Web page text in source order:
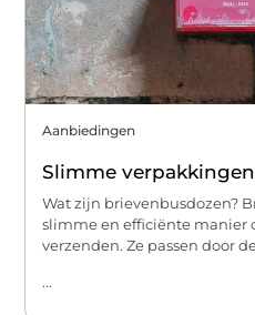
Aanbiedingen
Slimme
Wat zijn brievenbusdozen?
slimme en efficiënte manier
verzenden. Ze passen door
...